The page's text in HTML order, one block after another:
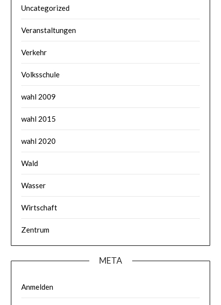
Uncategorized
Veranstaltungen
Verkehr
Volksschule
wahl 2009
wahl 2015
wahl 2020
Wald
Wasser
Wirtschaft
Zentrum
META
Anmelden